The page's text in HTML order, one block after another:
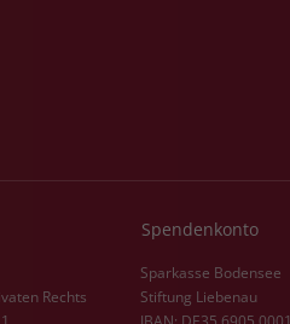
Spendenkonto
Rechts
Sparkasse Bodensee
Stiftung Liebenau